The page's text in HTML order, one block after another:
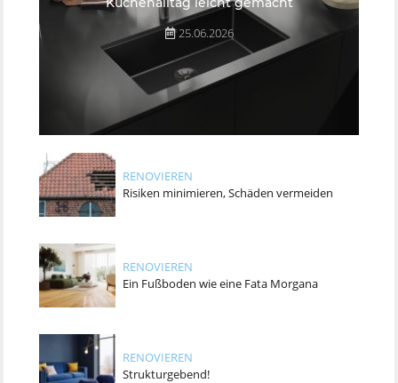
25.06.2026
RENOVIEREN
Risiken minimieren, Schäden vermeiden
RENOVIEREN
Ein Fußboden wie eine Fata Morgana
RENOVIEREN
Strukturgebend!